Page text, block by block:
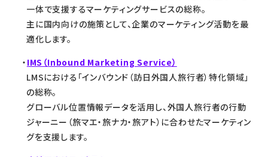
一体で支援するマーケティングサービスの総称。
主に国内向けの施策として、企業のマーケティング活動を最
適化します。
IMS（Inbound Marketing Service）
LMSにおける「インバウンド（訪日外国人旅行者）特化領域」
の総称。
グローバル位置情報データを活用し、外国人旅行者の行動
ジャーニー（旅マエ・旅ナカ・旅アト）に合わせたマーケティン
グを支援します。